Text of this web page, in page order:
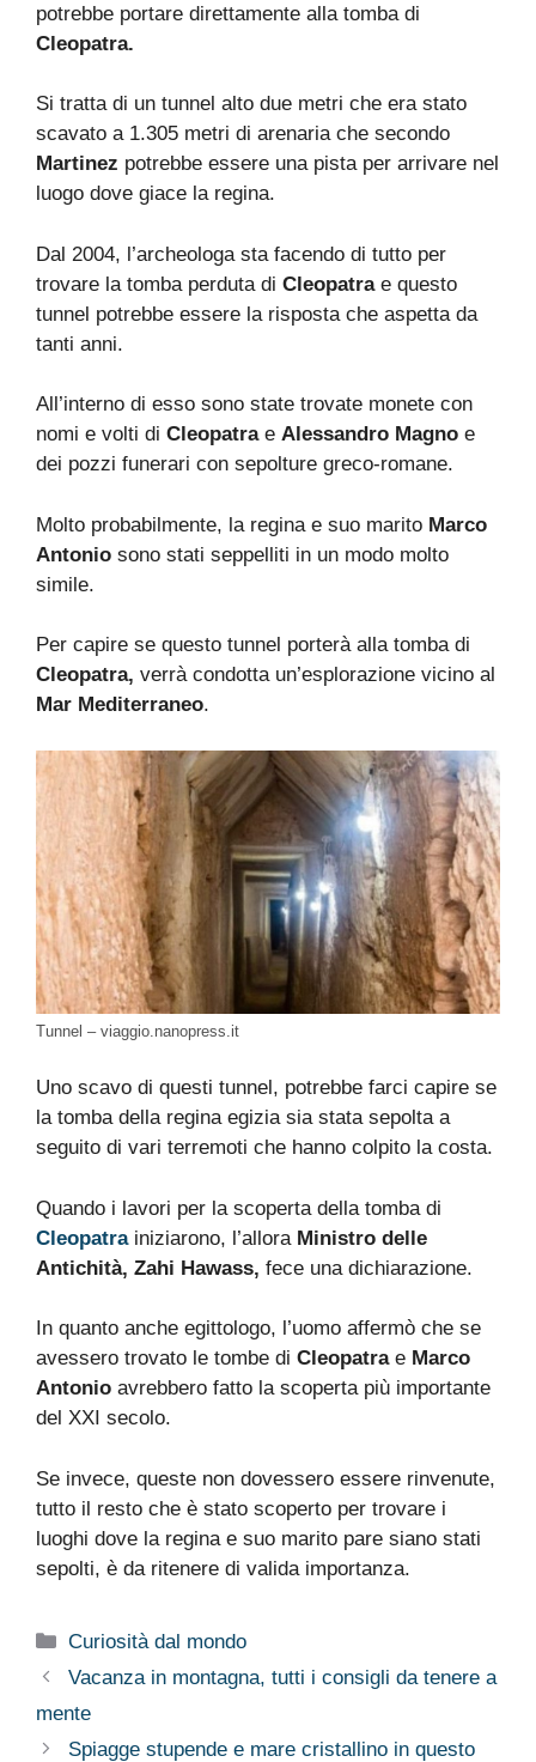
potrebbe portare direttamente alla tomba di
Cleopatra.
Si tratta di un tunnel alto due metri che era stato
scavato a 1.305 metri di arenaria che secondo
Martinez potrebbe essere una pista per arrivare nel
luogo dove giace la regina.
Dal 2004, l’archeologa sta facendo di tutto per
trovare la tomba perduta di Cleopatrae questo
tunnel potrebbe essere la risposta che aspetta da
tanti anni.
All’interno di esso sono state trovate monete con
nomi e volti di Cleopatrae Alessandro Magno e
dei pozzi funerari con sepolture greco-romane.
Molto probabilmente, la regina e suo marito Marco
Antonio sono stati seppelliti in un modo molto
simile.
Per capire se questo tunnel porterà alla tomba di
Cleopatra, verrà condotta un’esplorazione vicino al
Mar Mediterraneo.
Tunnel – viaggio.nanopress.it
Uno scavo di questi tunnel, potrebbe farci capire se
la tomba della regina egizia sia stata sepolta a
seguito di vari terremoti che hanno colpito la costa.
Quando i lavori per la scoperta della tomba di
Cleopatrainiziarono, l’allora Ministro delle
Antichità, Zahi Hawass, fece una dichiarazione.
In quanto anche egittologo, l’uomo affermò che se
avessero trovato le tombe di Cleopatrae Marco
Antonio avrebbero fatto la scoperta più importante
del XXI secolo.
Se invece, queste non dovessero essere rinvenute,
tutto il resto che è stato scoperto per trovare i
luoghi dove la regina e suo marito pare siano stati
sepolti, è da ritenere di valida importanza.
Categorie
Curiosità dal mondo
Vacanza in montagna, tutti i consigli da tenere a
mente
Spiagge stupende e mare cristallino in questo